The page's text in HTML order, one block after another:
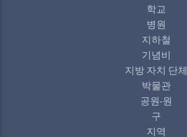
학교
병원
지하철
기념비
지방 자치 단체
박물관
공원-원
구
지역